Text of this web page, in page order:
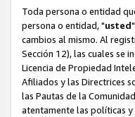
Toda persona o entidad
persona o entidad, "usted
cambios al mismo. Al
Sección 12), las cuales se
Licencia de Propiedad
Afiliados y las Directrices
las Pautas de la
atentamente las políticas